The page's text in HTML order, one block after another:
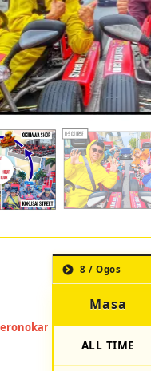
8 / Ogos
Masa
ALL TIME